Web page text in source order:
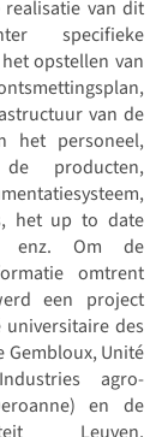
van dit
specifieke
opstellen van
van de
het personeel,
producten,
het up to date
enz. Om de
omtrent
een project
des
Gembloux, Unité
agro-
en de